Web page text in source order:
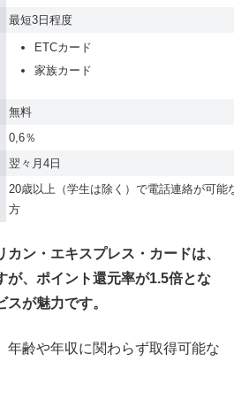
最短3日程度
ETCカード
家族カード
無料
0,6％
翌々月4日
20歳以上（学生は除く）で電話連絡が可能
方
ン・エキスプレス・カードは、
が、ポイント還元率が1.5倍とな
が魅力です。
年齢や年収に関わらず取得可能な